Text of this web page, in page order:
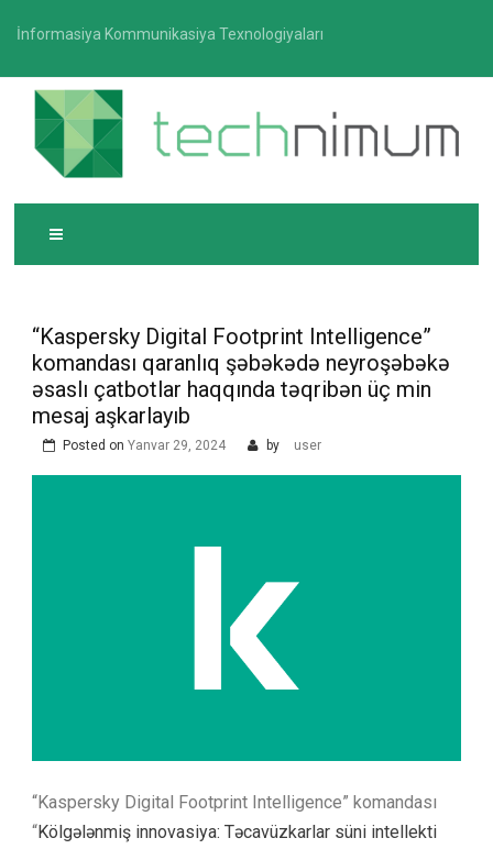
İnformasiya Kommunikasiya Texnologiyaları
TECHNIMUM
İnformasiya-kommunikasiya texnologiyaları üzrə
media platforması
“Kaspersky Digital Footprint Intelligence”
komandası qaranlıq şəbəkədə neyroşəbəkə
əsaslı çatbotlar haqqında təqribən üç min
mesaj aşkarlayıb
Posted on Yanvar 29, 2024 by user
“Kaspersky Digital Footprint Intelligence” komandası
“Kölgələnmiş innovasiya: Təcavüzkarlar süni intellekti